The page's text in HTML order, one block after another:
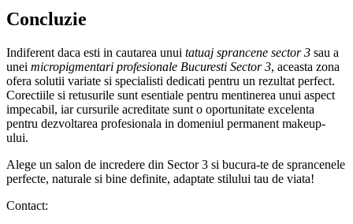
Concluzie
Indiferent daca esti in cautarea unui tatuaj sprancene sector 3 sau a
unei micropigmentari profesionale Bucuresti Sector 3, aceasta zona
ofera solutii variate si specialisti dedicati pentru un rezultat perfect.
Corectiile si retusurile sunt esentiale pentru mentinerea unui aspect
impecabil, iar cursurile acreditate sunt o oportunitate excelenta
pentru dezvoltarea profesionala in domeniul permanent makeup-
ului.
Alege un salon de incredere din Sector 3 si bucura-te de sprancenele
perfecte, naturale si bine definite, adaptate stilului tau de viata!
Contact: